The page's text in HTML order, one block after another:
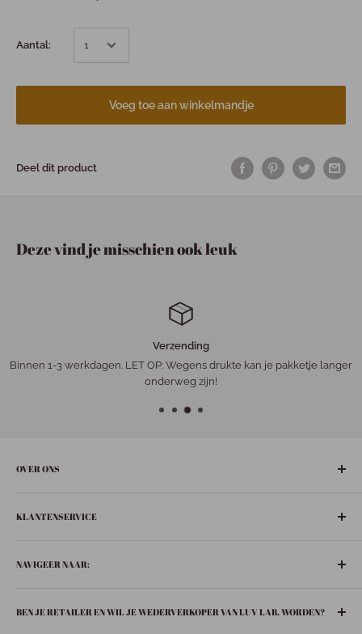
Aantal:
Voeg toe aan winkelmandje
Deel dit product
Deze vind je misschien ook leuk
Verzending
Binnen 1-3 werkdagen. LET OP: Wegens drukte kan je pakketje langer
onderweg zijn!
OVER ONS
Bunschoten-Spakenburg.
De Ziel 21
KLANTENSERVICE
Verzenden
Contact
NAVIGEER NAAR:
In huis
BEN JE RETAILER EN WIL JE WEDERVERKOPER VAN LUV LAB. WORDEN?